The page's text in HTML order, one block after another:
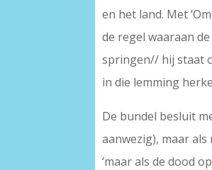
en het land. Met
de regel waaraan
springen// hij staat
in die lemming
De bundel besluit
aanwezig), maar
‘maar als de dood